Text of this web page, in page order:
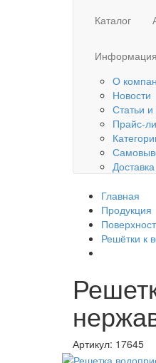
Каталог
Информация
О
Новости
Статьи
Прайс-
Доставка
Главная
Продукция
Решётки к
Артикул: 17645